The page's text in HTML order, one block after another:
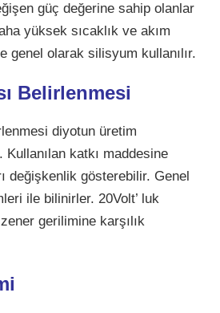
güç değerine sahip olanlar
yüksek sıcaklık ve akım
genel olarak silisyum kullanılır.
Belirlenmesi
diyotun üretim
Kullanılan katkı maddesine
değişkenlik gösterebilir. Genel
ile bilinirler. 20Volt’ luk
gerilimine karşılık